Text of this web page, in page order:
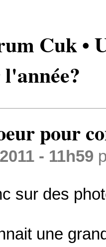
Cuk •
pour
- 11h59
sur des
une